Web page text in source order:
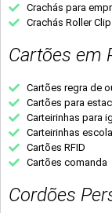
Crachás para
Crachás Roller Clip
Cartões em
Cartões regra de
Cartões para
Carteirinhas para
Carteirinhas
Cartões RFID
Cartões comanda
Cordões